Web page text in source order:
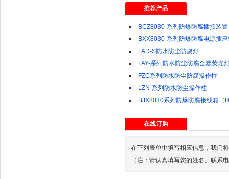
推荐产品
BCZ8030-系列防爆防腐插接装置
BXX8030-系列防爆防腐电源插
FAD-S防水防尘防腐灯
FAY-系列防水防尘防腐全塑荧光
FZC系列防水防尘防腐操作柱
LZN-系列防水防尘操作柱
BJX8030系列防爆防腐接线箱（
在线订购
在下列表单中填写相应信息，我们
（注：请认真填写您的姓名、联系